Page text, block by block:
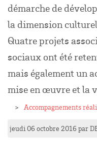
démarche de
la dimension
Quatre projets
sociaux ont été
mais également un
mise en œuvre et la
Accompagnements
jeudi 06 octobre 2016 par